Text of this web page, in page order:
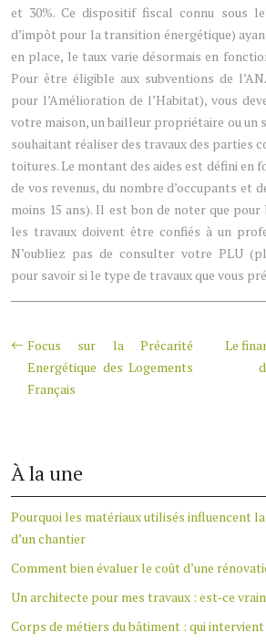
et 30%. Ce dispositif fiscal connu sous
d’impôt pour la transition énergétique)
en place, le taux varie désormais en
Pour être éligible aux subventions de
pour l’Amélioration de l’Habitat), vous
votre maison, un bailleur propriétaire ou un
souhaitant réaliser des travaux des parties
toitures. Le montant des aides est défini en
de vos revenus, du nombre d’occupants et
moins 15 ans). Il est bon de noter que pour
les travaux doivent être confiés à un
N’oubliez pas de consulter votre PLU
pour savoir si le type de travaux que vous
Focus sur la Précarité
Energétique des Logements
Français
Le
À la une
Pourquoi les matériaux utilisés influencent
d’un chantier
Comment bien évaluer le coût d’une
Un architecte pour mes travaux : est-ce
Corps de métiers du bâtiment : qui